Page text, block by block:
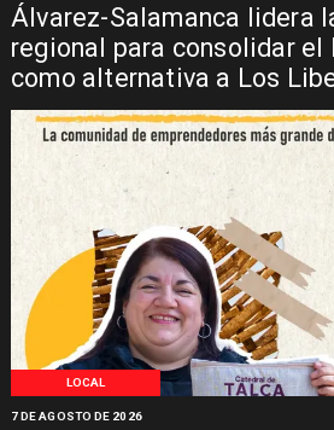
Álvarez-Salamanca lidera
regional para consolidar el
como alternativa a Los
LOCAL
7 DE AGOSTO DE 2026